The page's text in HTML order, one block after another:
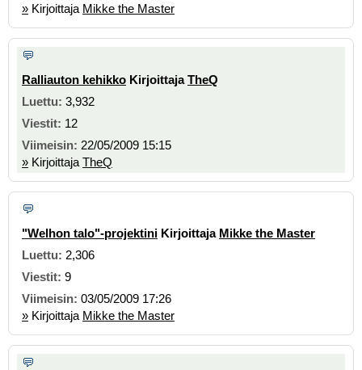
» Kirjoittaja Mikke the Master
Ralliauton kehikko KirjoittajaTheQ
3,932
12
22/05/2009 15:15
» Kirjoittaja TheQ
"Welhon talo"-projektini Kirjoittaja Mikke the Master
2,306
9
03/05/2009 17:26
» Kirjoittaja Mikke the Master